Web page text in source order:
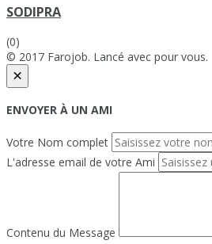
SODIPRA
(0)
© 2017 Farojob. Lancé avec pour vous.
×
ENVOYER À UN AMI
Votre Nom complet
L'adresse email de votre Ami
Contenu du Message